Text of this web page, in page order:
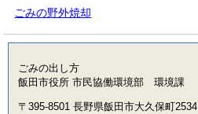
ごみの野外焼却
ごみの出し方
飯田市役所 市民協働環境部 環境課
〒395-8501 長野県飯田市大久保町2534